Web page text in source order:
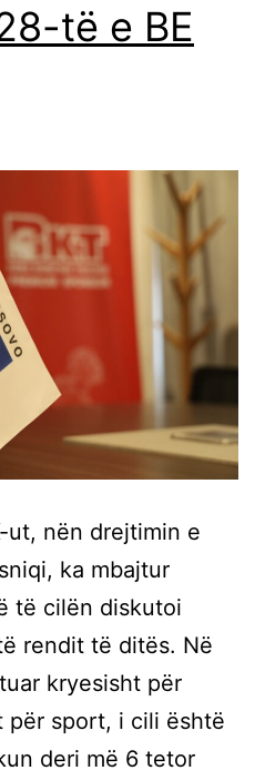
të e BE
ut, nën drejtimin e
ka mbajtur
të cilën diskutoi
rendit të ditës. Në
kryesisht për
sport, i cili është
deri më 6 tetor